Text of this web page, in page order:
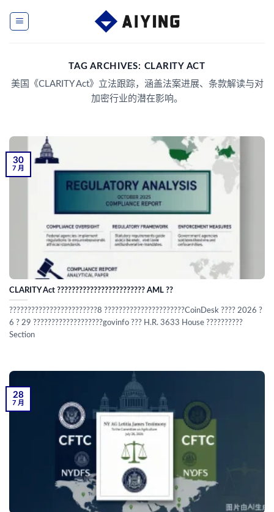
TAG ARCHIVES: CLARITY ACT
美国《CLARITY Act》立法跟踪，涵盖法案进展、条款解读与对
加密行业的潜在影响。
CLARITY Act ???????????????????????? AML ??
????????????????????????8 ??????????????????????CoinDesk ???? 2026 ?
6 ? 29 ???????????????????govinfo ??? H.R. 3633 House ??????????
Section
30
7 月
28
7 月